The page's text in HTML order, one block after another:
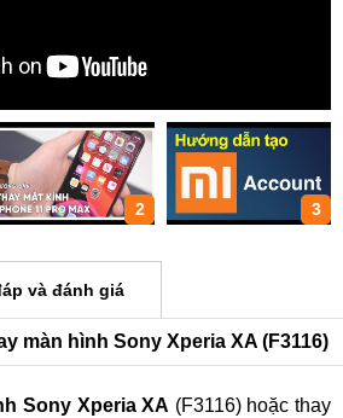
2 3
và đánh giá
màn hình Sony Xperia XA (F3116)
Sony Xperia XA (F3116) hoặc thay